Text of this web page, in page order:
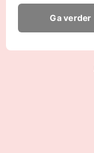
Ga verder